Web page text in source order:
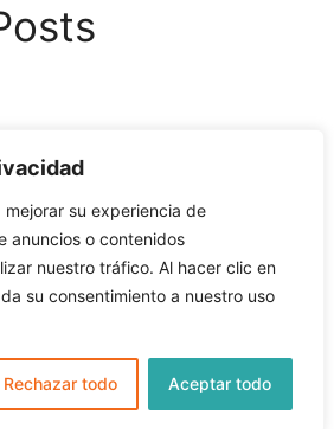
mejorar su experiencia de
anuncios o contenidos
nuestro tráfico. Al hacer clic en
su consentimiento a nuestro uso
Rechazar todo Aceptar todo
enHello world!
GeneratePress